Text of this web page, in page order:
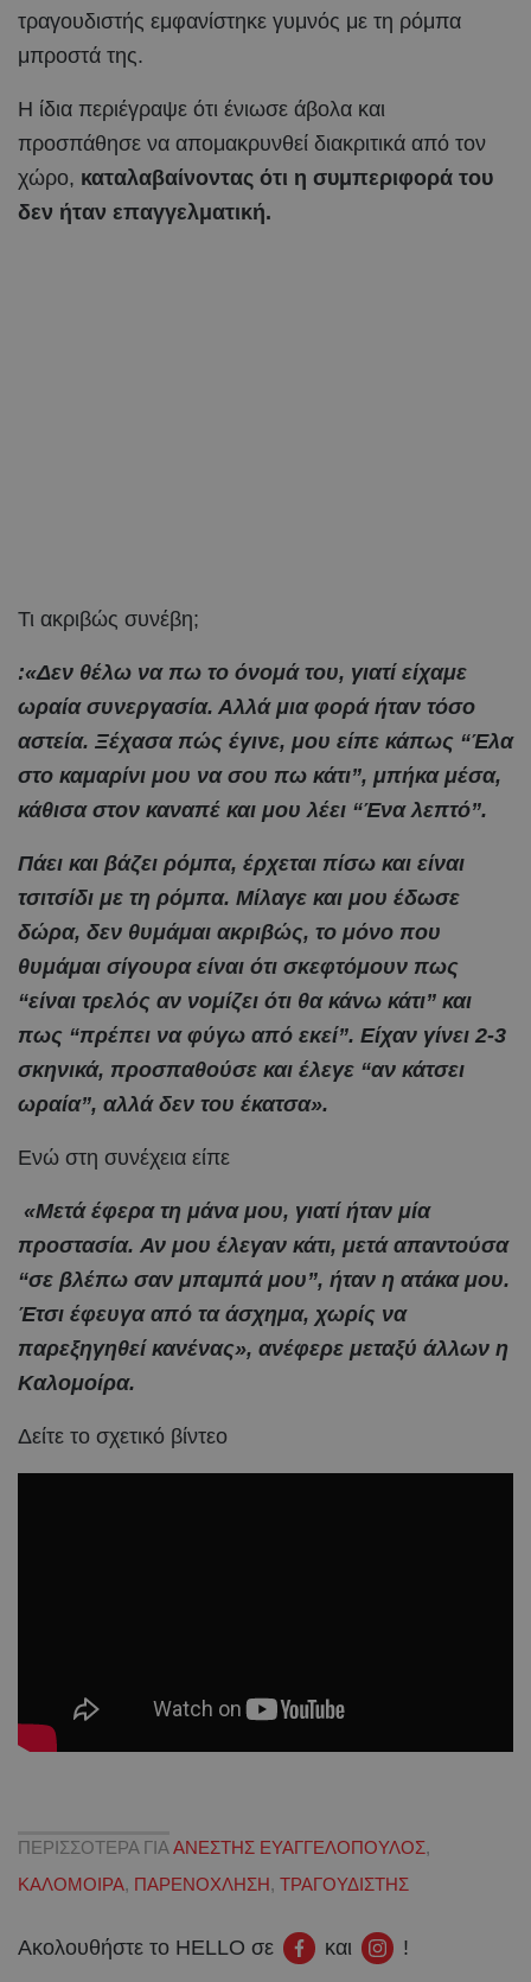
τραγουδιστής εμφανίστηκε γυμνός με τη ρόμπα
μπροστά της.
Η ίδια περιέγραψε ότι ένιωσε άβολα και
προσπάθησε να απομακρυνθεί διακριτικά από τον
χώρο, καταλαβαίνοντας ότι η συμπεριφορά του
δεν ήταν επαγγελματική.
Τι ακριβώς συνέβη;
:«Δεν θέλω να πω το όνομά του, γιατί είχαμε
ωραία συνεργασία. Αλλά μια φορά ήταν τόσο
αστεία. Ξέχασα πώς έγινε, μου είπε κάπως “Έλα
στο καμαρίνι μου να σου πω κάτι”, μπήκα μέσα,
κάθισα στον καναπέ και μου λέει “Ένα λεπτό”.
Πάει και βάζει ρόμπα, έρχεται πίσω και είναι
τσιτσίδι με τη ρόμπα. Μίλαγε και μου έδωσε
δώρα, δεν θυμάμαι ακριβώς, το μόνο που
θυμάμαι σίγουρα είναι ότι σκεφτόμουν πως
“είναι τρελός αν νομίζει ότι θα κάνω κάτι” και
πως “πρέπει να φύγω από εκεί”. Είχαν γίνει 2-3
σκηνικά, προσπαθούσε και έλεγε “αν κάτσει
ωραία”, αλλά δεν του έκατσα».
Ενώ στη συνέχεια είπε
«Μετά έφερα τη μάνα μου, γιατί ήταν μία
προστασία. Αν μου έλεγαν κάτι, μετά απαντούσα
“σε βλέπω σαν μπαμπά μου”, ήταν η ατάκα μου.
Έτσι έφευγα από τα άσχημα, χωρίς να
παρεξηγηθεί κανένας», ανέφερε μεταξύ άλλων η
Καλομοίρα.
Δείτε το σχετικό βίντεο
ΠΕΡΙΣΣΟΤΕΡΑ ΓΙΑ ΑΝΕΣΤΗΣ ΕΥΑΓΓΕΛΟΠΟΥΛΟΣ,
ΚΑΛΟΜΟΙΡΑ, ΠΑΡΕΝΟΧΛΗΣΗ, ΤΡΑΓΟΥΔΙΣΤΗΣ
Ακολουθήστε το HELLO σε και !